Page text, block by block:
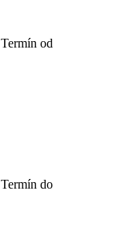
Termín od
Termín do